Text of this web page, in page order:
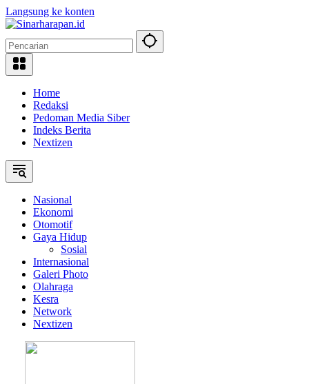
Langsung ke konten
Home
Redaksi
Pedoman Media Siber
Indeks Berita
Nextizen
Nasional
Ekonomi
Otomotif
Gaya Hidup
Sosial
Internasional
Galeri Photo
Olahraga
Kesra
Network
Nextizen